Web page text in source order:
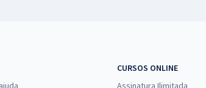
CURSOS ONLINE
Assinatura Ilimitada